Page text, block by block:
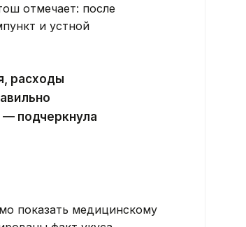
отмечает: после
и устной
расходы
— подчеркнула
показать медицинскому